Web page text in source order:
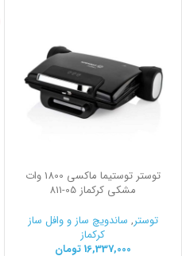
توستر توستیما ماکسی 1800 وات
مشکی کرکماز 811-05
توستر, ساندویچ ساز و وافل ساز
کرکماز
16,337,000 تومان